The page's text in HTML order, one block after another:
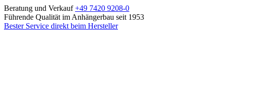
Beratung und Verkauf+49 7420 9208-0
Führende Qualität im Anhängerbau seit 1953
Bester Service direkt beim Hersteller